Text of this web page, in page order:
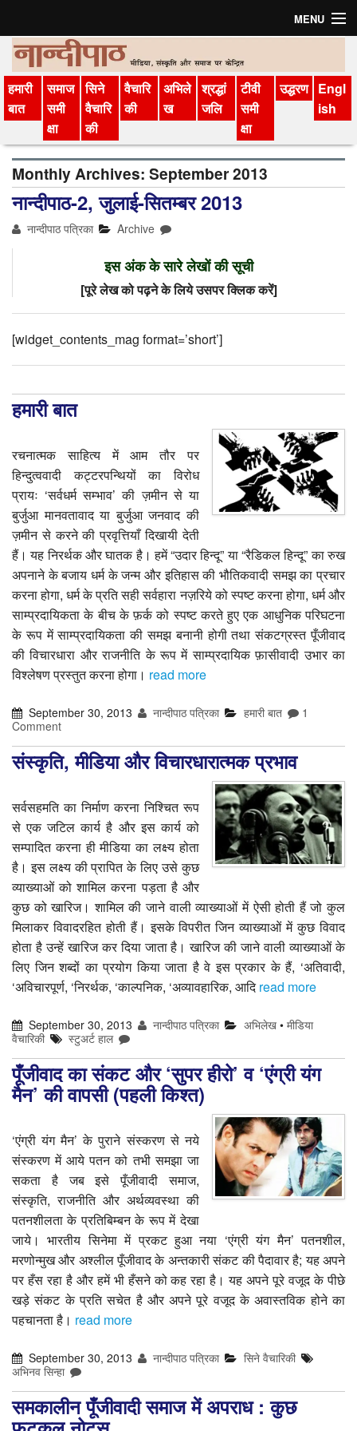
MENU
मुखपृष्ठ
संग्रह
अगले अंक की सामग्री
विचार-विमर्श
परिचय
सदस्‍यता लें
मीडिया वैचारिकी
अभिलेख
फिल्म समीक्षा
हमारी
बात
समाज
समी
क्षा
सिने
वैचारि
की
वैचारि
की
अभिले
ख
श्रद्धां
जलि
टीवी
समी
क्षा
उद्धरण Engl
ish
Monthly Archives: September 2013
नान्दीपाठ-2, जुलाई-सितम्बर 2013
नान्दीपाठ पत्रिका Archive
इस अंक के सारे लेखों की सूची
[पूरे लेख को पढ़ने के लिये उसपर क्लिक करें]
[widget_contents_mag format=’short’]
हमारी बात
रचनात्मक साहित्य में आम तौर पर
हिन्दुत्ववादी कट्टरपन्थियों का विरोध
प्रायः ‘सर्वधर्म सम्भाव’ की ज़मीन से या
बुर्जुआ मानवतावाद या बुर्जुआ जनवाद की
ज़मीन से करने की प्रवृत्तियाँ दिखायी देती
हैं। यह निरर्थक और घातक है। हमें “उदार हिन्दू” या “रैडिकल हिन्दू” का रुख
अपनाने के बजाय धर्म के जन्म और इतिहास की भौतिकवादी समझ का प्रचार
करना होगा, धर्म के प्रति सही सर्वहारा नज़रिये को स्पष्ट करना होगा, धर्म और
साम्प्रदायिकता के बीच के फ़र्क को स्पष्ट करते हुए एक आधुनिक परिघटना
के रूप में साम्प्रदायिकता की समझ बनानी होगी तथा संकटग्रस्त पूँजीवाद
की विचारधारा और राजनीति के रूप में साम्प्रदायिक फ़ासीवादी उभार का
विश्लेषण प्रस्तुत करना होगा। read more
September 30, 2013 नान्दीपाठ पत्रिका हमारी बात
1
Comment
संस्कृति, मीडिया और विचारधारात्मक प्रभाव
सर्वसहमति का निर्माण करना निश्चित रूप
से एक जटिल कार्य है और इस कार्य को
सम्पादित करना ही मीडिया का लक्ष्य होता
है। इस लक्ष्य की प्रापित के लिए उसे कुछ
व्याख्याओं को शामिल करना पड़ता है और
कुछ को खारिज। शामिल की जाने वाली व्याख्याओं में ऐसी होती हैं जो कुल
मिलाकर विवादरहित होती हैं। इसके विपरीत जिन व्याख्याओं में कुछ विवाद
होता है उन्हें खारिज कर दिया जाता है। खारिज की जाने वाली व्याख्याओं के
लिए जिन शब्दों का प्रयोग किया जाता है वे इस प्रकार के हैं, ‘अतिवादी,
‘अविचारपूर्ण, ‘निरर्थक, ‘काल्पनिक, ‘अव्यावहारिक, आदिread more
September 30, 2013 नान्दीपाठ पत्रिका अभिलेख• मीडिया
वैचारिकी
स्टुअर्ट हाल
पूँजीवाद का संकट और ‘सुपर हीरो’ व ‘एंग्री यंग
मैन’ की वापसी (पहली किश्त)
‘एंग्री यंग मैन’ के पुराने संस्करण से नये
संस्करण में आये पतन को तभी समझा जा
सकता है जब इसे पूँजीवादी समाज,
संस्कृति, राजनीति और अर्थव्यवस्था की
पतनशीलता के प्रतिबिम्बन के रूप में देखा
जाये। भारतीय सिनेमा में प्रकट हुआ नया ‘एंग्री यंग मैन’ पतनशील,
मरणोन्मुख और अश्लील पूँजीवाद के अन्तकारी संकट की पैदावार है; यह अपने
पर हँस रहा है और हमें भी हँसने को कह रहा है। यह अपने पूरे वजूद के पीछे
खड़े संकट के प्रति सचेत है और अपने पूरे वजूद के अवास्तविक होने का
पहचानता है। read more
September 30, 2013 नान्दीपाठ पत्रिका
सिने वैचारिकी
अभिनव सिन्हा
समकालीन पूँजीवादी समाज में अपराध : कुछ